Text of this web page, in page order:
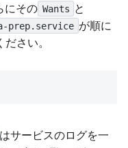
にその Wants と
prep.service が順に
さい。
はサービスのログを一